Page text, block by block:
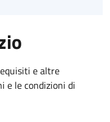
e altre
e le condizioni di